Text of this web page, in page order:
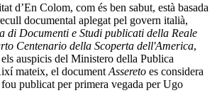
d’En Colom, com és ben sabut, està basada
documental aplegat pel govern italià,
di Documenti e Studi publicati della Reale
Centenario della Scoperta dell'America,
auspicis del Ministero della Publica
mateix, el document Assereto es considera
publicat per primera vegada per Ugo